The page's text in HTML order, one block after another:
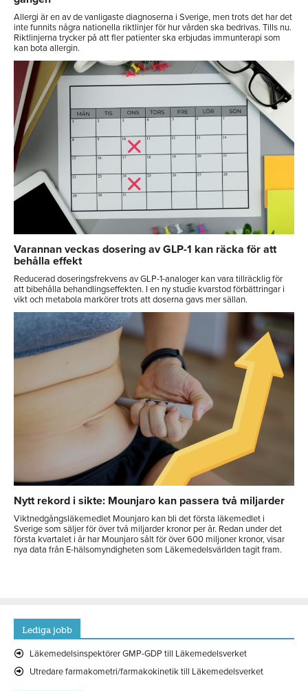
Allergi är en av de vanligaste diagnoserna i Sverige, men trots det har det
inte funnits några nationella riktlinjer för hur vården ska bedrivas. Tills nu.
Riktlinjerna trycker på att fler patienter ska erbjudas immunterapi som
kan bota allergin.
Varannan veckas dosering av GLP-1 kan räcka för att
behålla effekt
Reducerad doseringsfrekvens av GLP-1-analoger kan vara tillräcklig för
att bibehålla behandlingseffekten. I en ny studie kvarstod förbättringar i
vikt och metabola markörer trots att doserna gavs mer sällan.
Nytt rekord i sikte: Mounjaro kan passera två miljarder
Viktnedgångsläkemedlet Mounjaro kan bli det första läkemedlet i
Sverige som säljer för över två miljarder kronor per år. Redan under det
första kvartalet i år har Mounjaro sålt för över 600 miljoner kronor, visar
nya data från E-hälsomyndigheten som Läkemedelsvärlden tagit fram.
Lediga jobb
Läkemedelsinspektörer GMP-GDP till Läkemedelsverket
Utredare farmakometri/farmakokinetik till Läkemedelsverket